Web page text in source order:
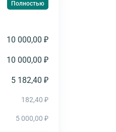
Полностью
10 000,00 ₽
10 000,00 ₽
5 182,40 ₽
182,40 ₽
5 000,00 ₽